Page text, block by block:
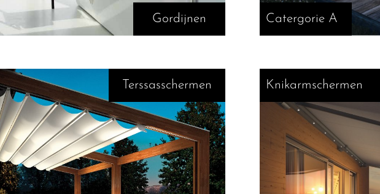
Gordijnen Catergorie A
Terssasschermen Knikarmschermen